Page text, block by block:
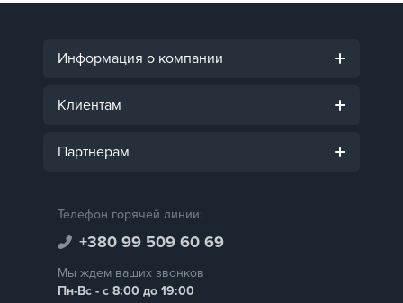
Информация о компании
Клиентам
Партнерам
Телефон горячей линии:
+380 99 509 60 69
Мы ждем ваших звонков
Пн-Вс - с 8:00 до 19:00